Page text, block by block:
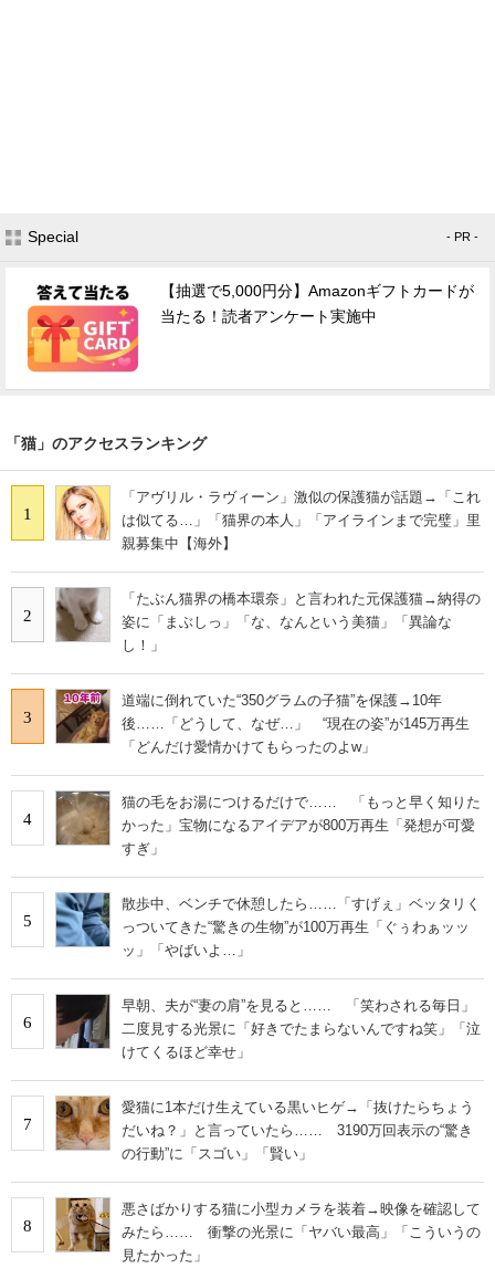
Special - PR -
【抽選で5,000円分】Amazonギフトカードが
当たる！読者アンケート実施中
「猫」のアクセスランキング
1
「アヴリル・ラヴィーン」激似の保護猫が話題→「これ
は似てる…」「猫界の本人」「アイラインまで完璧」里
親募集中【海外】
2
「たぶん猫界の橋本環奈」と言われた元保護猫→納得の
姿に「まぶしっ」「な、なんという美猫」「異論な
し！」
3
道端に倒れていた“350グラムの子猫”を保護→10年
後……「どうして、なぜ…」 “現在の姿”が145万再生
「どんだけ愛情かけてもらったのよw」
4
猫の毛をお湯につけるだけで…… 「もっと早く知りた
かった」宝物になるアイデアが800万再生「発想が可愛
すぎ」
5
散歩中、ベンチで休憩したら……「すげぇ」ベッタリく
っついてきた“驚きの生物”が100万再生「ぐぅわぁッッ
ッ」「やばいよ…」
6
早朝、夫が“妻の肩”を見ると…… 「笑わされる毎日」
二度見する光景に「好きでたまらないんですね笑」「泣
けてくるほど幸せ」
7
愛猫に1本だけ生えている黒いヒゲ→「抜けたらちょう
だいね？」と言っていたら…… 3190万回表示の“驚き
の行動”に「スゴい」「賢い」
8
悪さばかりする猫に小型カメラを装着→映像を確認して
みたら…… 衝撃の光景に「ヤバい最高」「こういうの
見たかった」